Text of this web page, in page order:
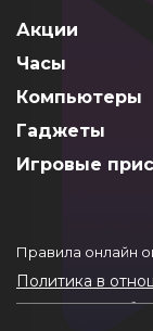
Акции
Часы
Компьютеры
Гаджеты
Игровые
Правила онлайн
Политика в
Согласие на